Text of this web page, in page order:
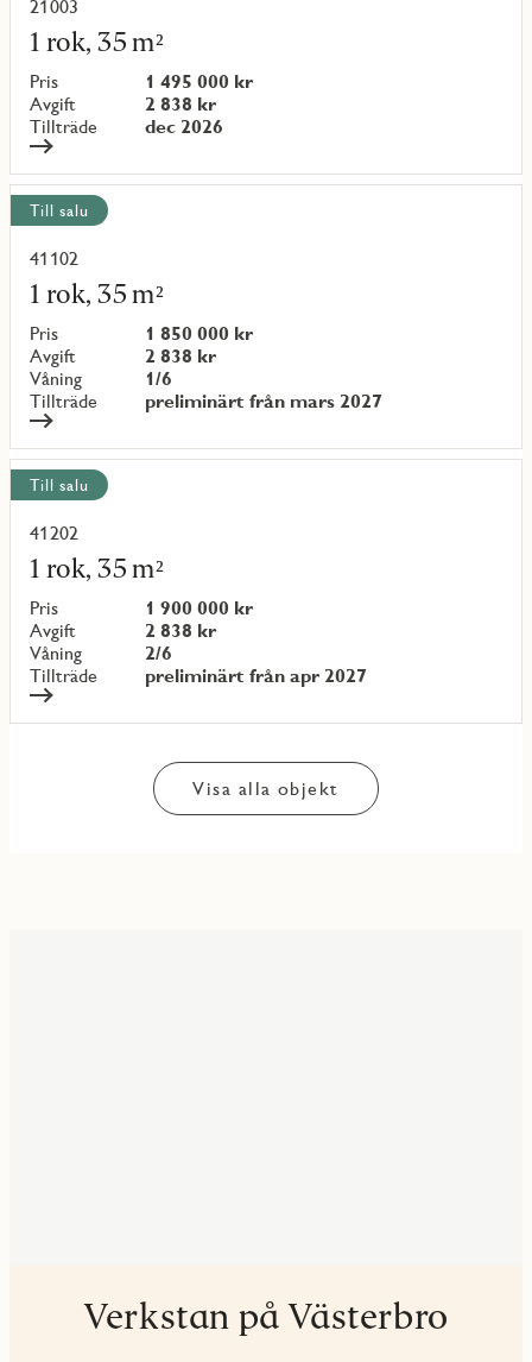
21003
1 rok, 35 m²
Pris
1 495 000 kr
Avgift
2 838 kr
Tillträde
dec 2026
Läs
mer
om
objekt
{objectNumber}
Till salu
41102
1 rok, 35 m²
Pris
1 850 000 kr
Avgift
2 838 kr
Våning
1/6
Tillträde
preliminärt från mars 2027
Läs
mer
om
objekt
{objectNumber}
Till salu
41202
1 rok, 35 m²
Pris
1 900 000 kr
Avgift
2 838 kr
Våning
2/6
Tillträde
preliminärt från apr 2027
Läs
mer
om
objekt
{objectNumber}
Visa alla objekt
Verkstan på Västerbro